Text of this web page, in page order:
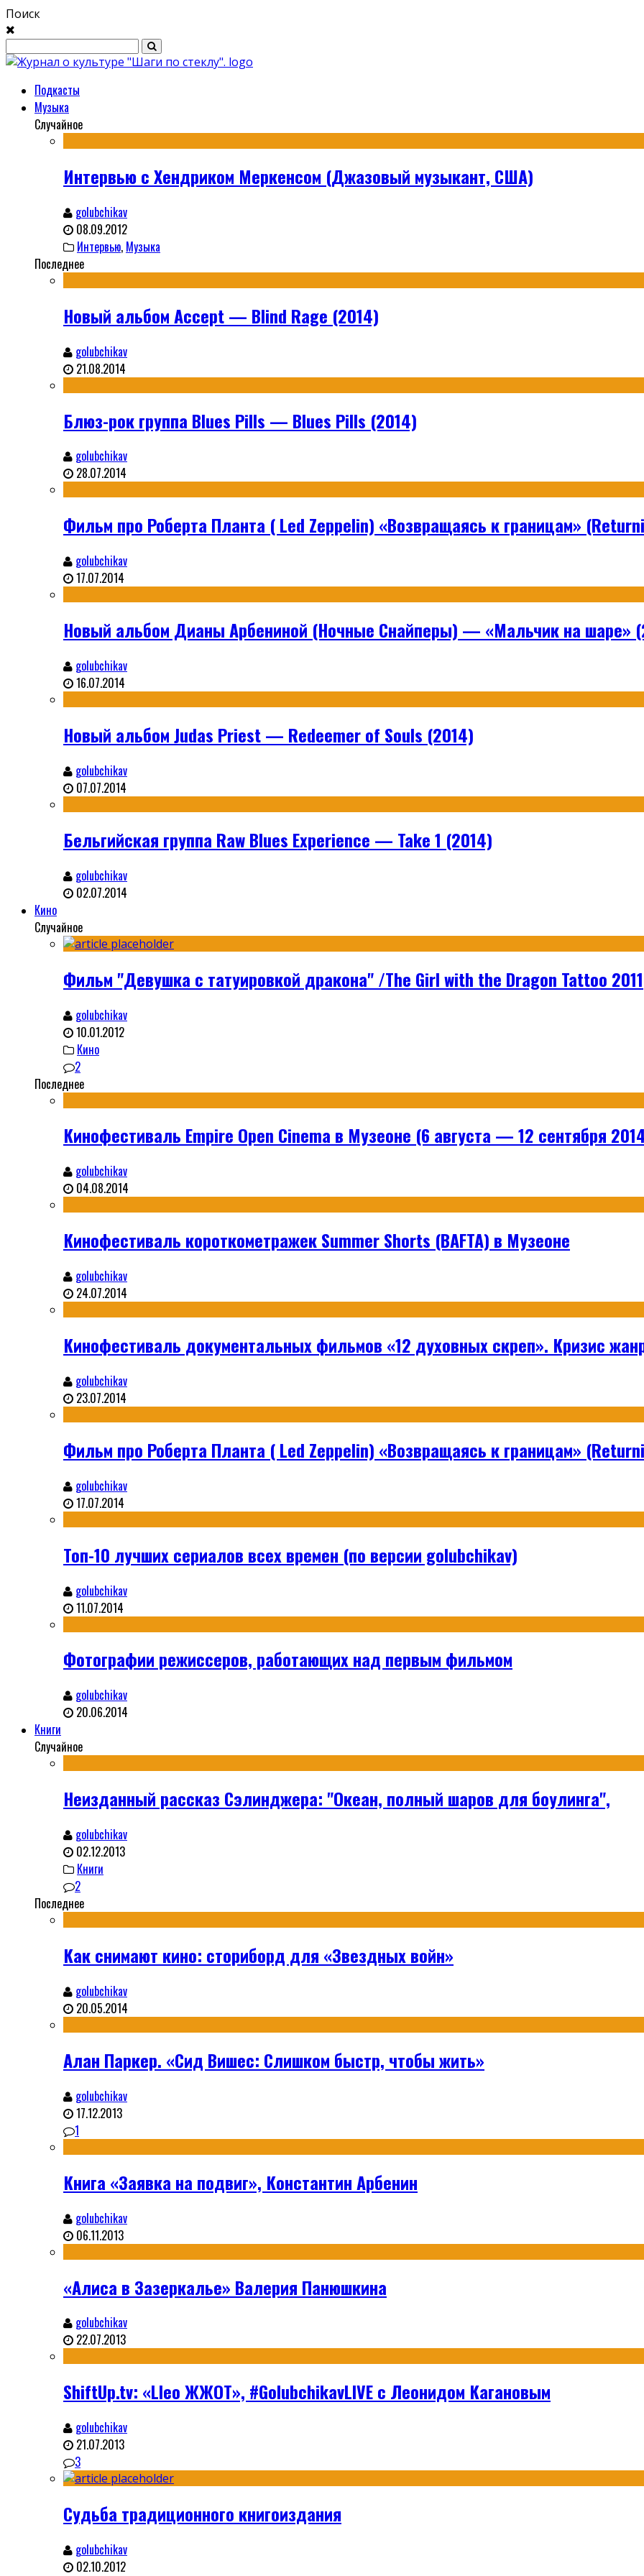
Поиск
Подкасты
Музыка
Случайное
Интервью с Хендриком Меркенсом (Джазовый музыкант, США)
golubchikav
08.09.2012
Интервью, Музыка
Последнее
Новый альбом Accept — Blind Rage (2014)
golubchikav
21.08.2014
Блюз-рок группа Blues Pills — Blues Pills (2014)
golubchikav
28.07.2014
Фильм про Роберта Планта ( Led Zeppelin) «Возвращаясь к границам»
golubchikav
17.07.2014
Новый альбом Дианы Арбениной (Ночные Снайперы) — «Мальчик на шаре»
golubchikav
16.07.2014
Новый альбом Judas Priest — Redeemer of Souls (2014)
golubchikav
07.07.2014
Бельгийская группа Raw Blues Experience — Take 1 (2014)
golubchikav
02.07.2014
Кино
Случайное
Фильм "Девушка с татуировкой дракона" /The Girl with the Dragon Tattoo 2011
golubchikav
10.01.2012
Кино
2
Последнее
Кинофестиваль Empire Open Cinema в Музеоне (6 августа — 12 сентября
golubchikav
04.08.2014
Кинофестиваль короткометражек Summer Shorts (BAFTA) в Музеоне
golubchikav
24.07.2014
Кинофестиваль документальных фильмов «12 духовных скреп». Кризис
golubchikav
23.07.2014
Фильм про Роберта Планта ( Led Zeppelin) «Возвращаясь к границам»
golubchikav
17.07.2014
Топ-10 лучших сериалов всех времен (по версии golubchikav)
golubchikav
11.07.2014
Фотографии режиссеров, работающих над первым фильмом
golubchikav
20.06.2014
Книги
Случайное
Неизданный рассказ Сэлинджера: "Океан, полный шаров для боулинга",
golubchikav
02.12.2013
Книги
2
Последнее
Как снимают кино: сториборд для «Звездных войн»
golubchikav
20.05.2014
Алан Паркер. «Сид Вишес: Слишком быстр, чтобы жить»
golubchikav
17.12.2013
1
Книга «Заявка на подвиг», Константин Арбенин
golubchikav
06.11.2013
«Алиса в Зазеркалье» Валерия Панюшкина
golubchikav
22.07.2013
ShiftUp.tv: «Lleo ЖЖОТ», #GolubchikavLIVE с Леонидом Кагановым
golubchikav
21.07.2013
3
Судьба традиционного книгоиздания
golubchikav
02.10.2012